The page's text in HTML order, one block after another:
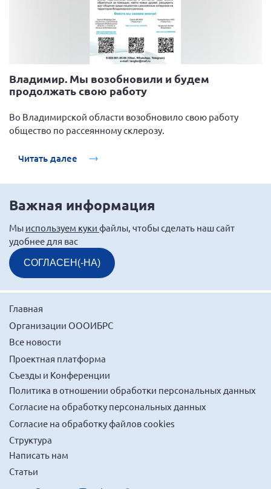
Владимир. Мы возобновили и будем
продолжать свою работу
Во Владимирской области возобновило свою работу
общество по рассеянному склерозу.
Читать далее
Важная информация
Мы используем куки файлы, чтобы сделать наш сайт
удобнее для вас
СОГЛАСЕН(-НА)
Главная
Организации ОООИБРС
Все новости
Проектная платформа
Съезды и Конференции
Политика в отношении обработки персональных данных
Согласие на обработку персональных данных
Согласие на обработку файлов cookies
Структура
Написать нам
Статьи